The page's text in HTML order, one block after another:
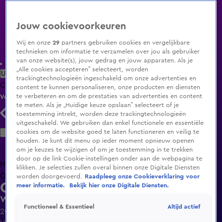
Uitzending Gemist Populaire programma's Zenders Genres
ClipsFilmsRadioSmart TV inlogShop
Volg KIJK
Zoeken
HomeUitzending Gemist Programma's De Bondgenoten
OranjezomerLivestreamsShop
Car Wars
Wie blijkt coureursbloed te hebben?
20 aug 2021, 20:30
Jouw cookievoorkeuren
Wij en onze29 partners gebruiken cookies en vergelijkbare
technieken om informatie te verzamelen over jou als gebruiker
van onze website(s), jouw gedrag en jouw apparaten. Als je
„Alle cookies accepteren” selecteert, worden
trackingtechnologieën ingeschakeld om onze advertenties en
content te kunnen personaliseren, onze producten en diensten
te verbeteren en om de prestaties van advertenties en content
te meten. Als je „Huidige keuze opslaan” selecteert of je
toestemming intrekt, worden deze trackingtechnologieën
uitgeschakeld. We gebruiken dan enkel functionele en essentiële
cookies om de website goed te laten functioneren en veilig te
houden. Je kunt dit menu op ieder moment opnieuw openen
om je keuzes te wijzigen of om je toestemming in te trekken
door op de link Cookie-instellingen onder aan de webpagina te
klikken. Je selecties zullen overal binnen onze Digitale Diensten
worden doorgevoerd.
Raadpleeg onze Cookieverklaring voor
meer informatie.
Bekijk hier onze Digitale Diensten.
Functioneel & Essentieel Altijd actief